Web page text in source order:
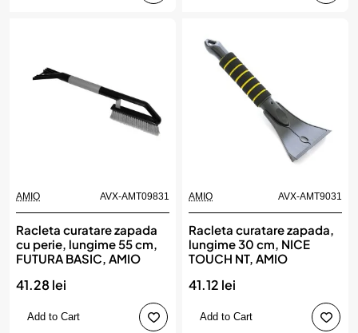
AMIO AVX-AMT09831
Racleta curatare zapada
cu perie, lungime 55 cm,
FUTURA BASIC, AMIO
41.28 lei
Add to Cart
AMIO AVX-AMT9031
Racleta curatare zapada,
lungime 30 cm, NICE
TOUCH NT, AMIO
41.12 lei
Add to Cart